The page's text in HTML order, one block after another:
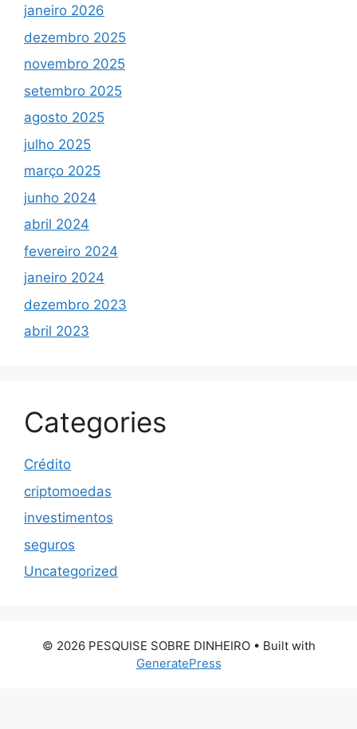
janeiro 2026
dezembro 2025
novembro 2025
setembro 2025
agosto 2025
julho 2025
março 2025
junho 2024
abril 2024
fevereiro 2024
janeiro 2024
dezembro 2023
abril 2023
Categories
Crédito
criptomoedas
investimentos
seguros
Uncategorized
© 2026 PESQUISE SOBRE DINHEIRO• Built with
GeneratePress